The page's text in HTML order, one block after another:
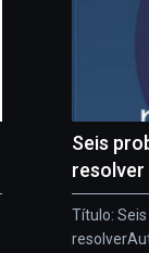
Seis
resolver
Título: